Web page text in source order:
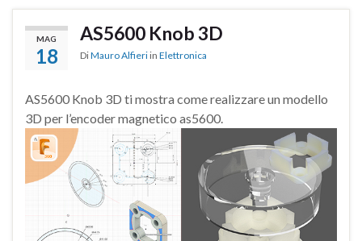
MAG
18
AS5600 Knob 3D
DiMauro Alfieri in Elettronica
AS5600 Knob 3D ti mostra come realizzare un modello
3D per l’encoder magnetico as5600.